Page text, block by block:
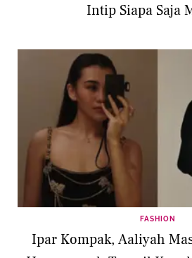
Intip Siapa Saja
FASHION
Ipar Kompak, Aaliyah